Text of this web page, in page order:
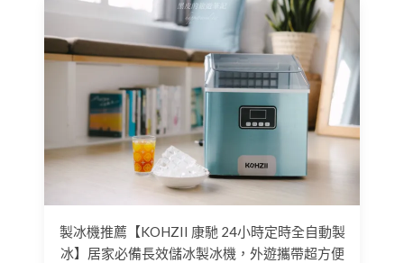
製冰機推薦【KOHZII 康馳 24小時定時全自動製
冰】居家必備長效儲冰製冰機，外遊攜帶超方便